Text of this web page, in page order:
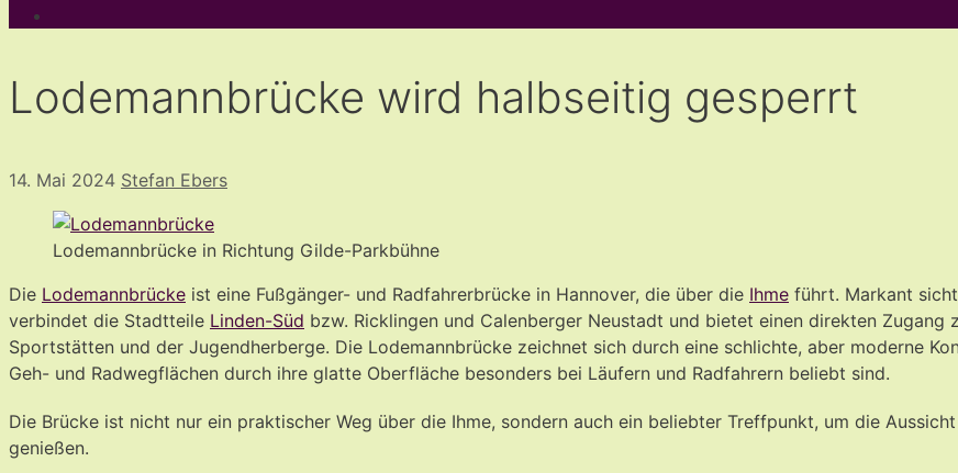
Lodemannbrücke wird halbseitig gesperrt
14. Mai 2024 Stefan Ebers
Lodemannbrücke in Richtung Gilde-Parkbühne
Die Lodemannbrücke ist eine Fußgänger- und Radfahrerbrücke in Hannover, die über die Ihme führt. Markant
verbindet die Stadtteile Linden-Süd bzw. Ricklingen und Calenberger Neustadt und bietet einen direkten Zugang
Sportstätten und der Jugendherberge. Die Lodemannbrücke zeichnet sich durch eine schlichte, aber moderne
Geh- und Radwegflächen durch ihre glatte Oberfläche besonders bei Läufern und Radfahrern beliebt sind.
Die Brücke ist nicht nur ein praktischer Weg über die Ihme, sondern auch ein beliebter Treffpunkt, um die
genießen.